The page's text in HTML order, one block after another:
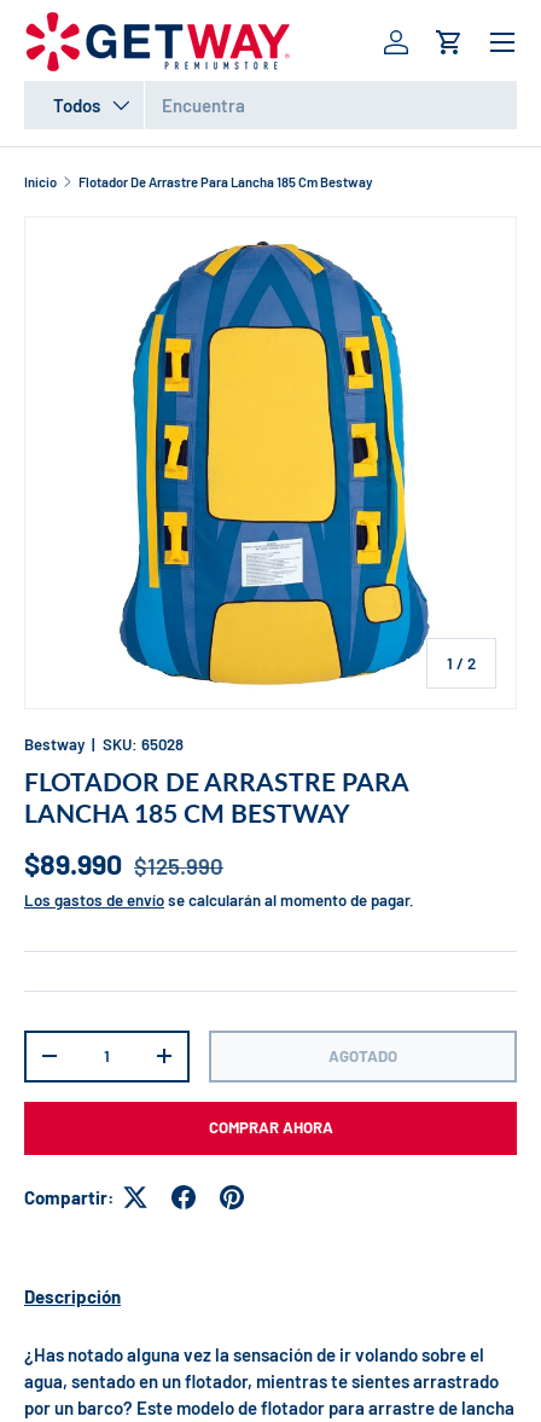
IR AL CONTENIDO
Todos
Iniciar sesión
Carrito
Inicio Flotador De Arrastre Para Lancha 185 Cm Bestway
1 / de
2
Bestway | SKU: 65028
FLOTADOR DE ARRASTRE PARA
LANCHA 185 CM BESTWAY
$89.990 $125.990
Los gastos de envíose calcularán al momento de pagar.
-
+ AGOTADO
COMPRAR AHORA
Compartir:
Descripción
¿Has notado alguna vez la sensación de ir volando sobre el
agua, sentado en un flotador, mientras te sientes arrastrado
por un barco? Este modelo de flotador para arrastre de lancha